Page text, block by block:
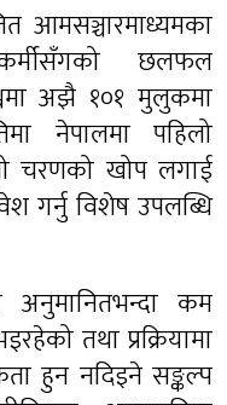
आमसञ्चारमाध्यमका
छलफल
अझै १०१ मुलुकमा
नेपालमा पहिलो
चरणको खोप लगाई
गर्नु विशेष उपलब्धि
कम
तथा प्रक्रियामा
हुन नदिइने सङ्कल्प